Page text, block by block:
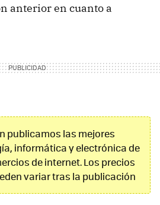
anterior en cuanto a
publicamos las mejores
informática y electrónica de
de internet. Los precios
variar tras la publicación